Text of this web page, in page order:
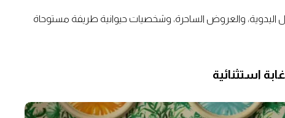
والعروض الساحرة، وشخصيات حيوانية طريفة مستوحاة
استثنائية